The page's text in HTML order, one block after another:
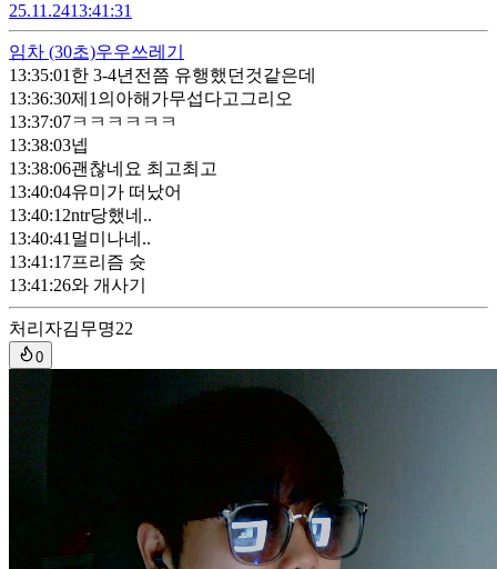
25.11.2413:41:31
임차 (30초)우우쓰레기
13:35:01 한 3-4년전쯤 유행했던것같은데
13:36:30제1의아해가무섭다고그리오
13:37:07ㅋㅋㅋㅋㅋㅋ
13:38:03넵
13:38:06괜찮네요 최고최고
13:40:04유미가 떠났어
13:40:12ntr당했네..
13:40:41 멀미나네..
13:41:17프리즘 슛
13:41:26와 개사기
처리자김무명22
0